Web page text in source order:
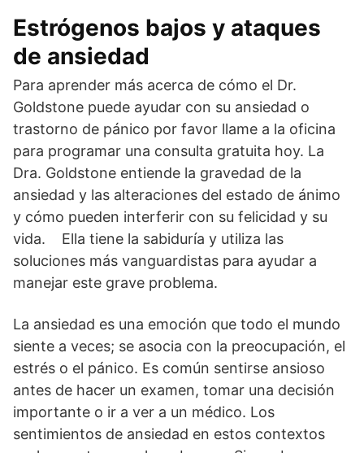
Estrógenos bajos y ataques
de ansiedad
Para aprender más acerca de cómo el Dr.
Goldstone puede ayudar con su ansiedad o
trastorno de pánico por favor llame a la oficina
para programar una consulta gratuita hoy. La
Dra. Goldstone entiende la gravedad de la
ansiedad y las alteraciones del estado de ánimo
y cómo pueden interferir con su felicidad y su
vida. Ella tiene la sabiduría y utiliza las
soluciones más vanguardistas para ayudar a
manejar este grave problema.
La ansiedad es una emoción que todo el mundo
siente a veces; se asocia con la preocupación, el
estrés o el pánico. Es común sentirse ansioso
antes de hacer un examen, tomar una decisión
importante o ir a ver a un médico. Los
sentimientos de ansiedad en estos contextos